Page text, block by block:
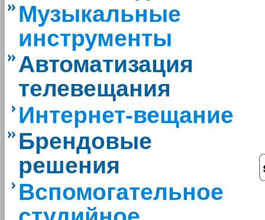
Музыкальные
инструменты
Автоматизация
телевещания
Интернет-вещание
Брендовые
решения
Вспомогательное